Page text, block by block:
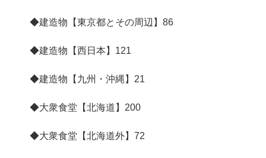
◆建造物【東京都とその周辺】 86
◆建造物【西日本】 121
◆建造物【九州・沖縄】 21
◆大衆食堂【北海道】 200
◆大衆食堂【北海道外】 72